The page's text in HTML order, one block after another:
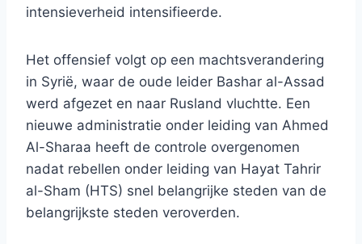
intensieverheid intensifieerde.
Het offensief volgt op een machtsverandering
in Syrië, waar de oude leider Bashar al-Assad
werd afgezet en naar Rusland vluchtte. Een
nieuwe administratie onder leiding van Ahmed
Al-Sharaa heeft de controle overgenomen
nadat rebellen onder leiding van Hayat Tahrir
al-Sham (HTS) snel belangrijke steden van de
belangrijkste steden veroverden.